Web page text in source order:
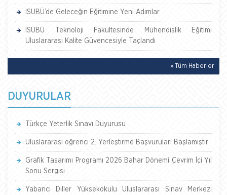
ISUBÜ’de Geleceğin Eğitimine Yeni Adımlar
ISUBÜ Teknoloji Fakültesinde Mühendislik Eğitimi
Uluslararası Kalite Güvencesiyle Taçlandı
» Tüm Haberler
DUYURULAR
Türkçe Yeterlik Sınavı Duyurusu
Uluslararası öğrenci 2. Yerleştirme Başvuruları Başlamıştır
Grafik Tasarımı Programı 2026 Bahar Dönemi Çevrim İçi Yıl
Sonu Sergisi
Yabancı Diller Yüksekokulu Uluslararası Sınav Merkezi